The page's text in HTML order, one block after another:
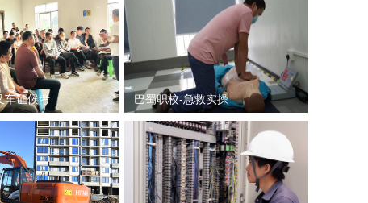
车证候考 巴蜀职校-急救实操